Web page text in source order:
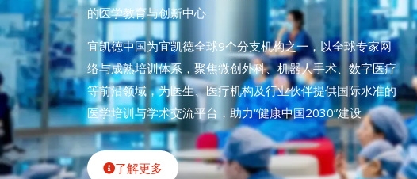
的医学教育与创新中心
宜凯德中国为宜凯德全球9个分支机构之一，以全球专家网
络与成熟培训体系，聚焦微创外科、机器人手术、数字医疗
等前沿领域，为医生、医疗机构及行业伙伴提供国际水准的
医学培训与学术交流平台，助力“健康中国2030”建设
了解更多